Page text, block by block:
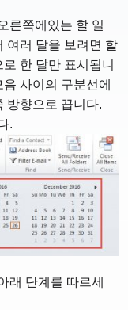
른쪽에있는 할 일
여러 달을 보려면 할
한 달만 표시됩니
사이의 구분선에
방향으로 끕니다.
.
래 단계를 따르세